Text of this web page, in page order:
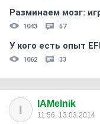
Разминаем мозг:
1043 57
У кого есть опыт
1062 33
I IAMelnik
11:56, 13.03.2014